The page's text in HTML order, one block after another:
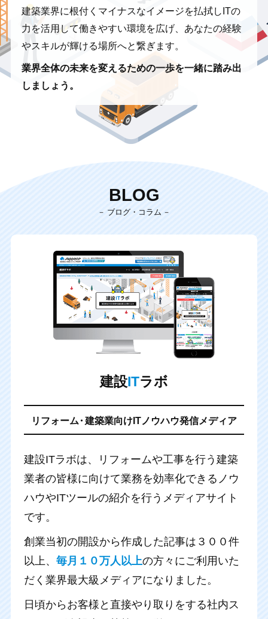
建築業界に根付くマイナスなイメージを払拭しITの
力を活用して働きやすい環境を広げ、 あなたの経験
やスキルが輝ける場所へと繋ぎます。
業界全体の未来を変えるための一歩を一緒に踏み出
しましょう。
BLOG
ブログ・コラム
建設ITラボ
リフォーム・建築業向けITノウハウ発信メディア
建設ITラボは、リフォームや工事を行う建築
業者の皆様に向けて業務を効率化できるノウ
ハウやITツールの紹介を行うメディアサイト
です。
創業当初の開設から作成した記事は３００件
以上、毎月１０万人以上の方々にご利用いた
だく業界最大級メディアになりました。
日頃からお客様と直接やり取りをする社内ス